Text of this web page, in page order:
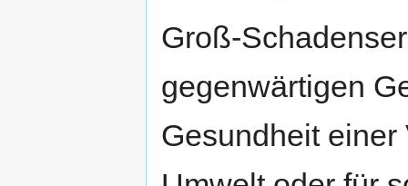
Groß-
gegenwärtigen
Gesundheit